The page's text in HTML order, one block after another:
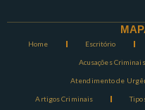
Home Escritório
Acusações Criminais
Atendimento de
Artigos Criminais